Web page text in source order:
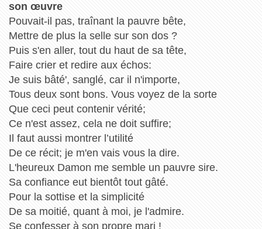
son œuvre
Pouvait-il pas, traînant la pauvre bête,
Mettre de plus la selle sur son dos ?
Puis s'en aller, tout du haut de sa tête,
Faire crier et redire aux échos:
Je suis bâté', sanglé, car il n'importe,
Tous deux sont bons. Vous voyez de la sorte
Que ceci peut contenir vérité;
Ce n'est assez, cela ne doit suffire;
Il faut aussi montrer l’utilité
De ce récit; je m'en vais vous la dire.
L'heureux Damon me semble un pauvre sire.
Sa confiance eut bientôt tout gâté.
Pour la sottise et la simplicité
De sa moitié, quant à moi, je l'admire.
Se confesser à son propre mari !